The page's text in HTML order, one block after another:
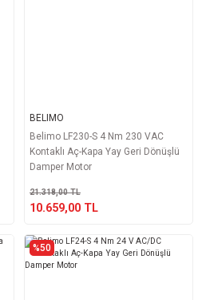
BELIMO
Belimo LF230-S 4 Nm 230 VAC
Kontaklı Aç-Kapa Yay Geri Dönüşlü
Damper Motor
21.318,00 TL
10.659,00 TL
%50